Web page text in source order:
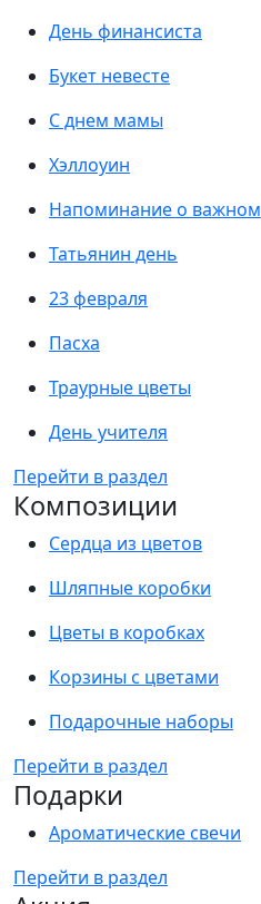
День финансиста
Букет невесте
С днем мамы
Хэллоуин
Напоминание о важном
Татьянин день
23 февраля
Пасха
Траурные цветы
День учителя
Перейти в раздел
Композиции
Сердца из цветов
Шляпные коробки
Цветы в коробках
Корзины с цветами
Подарочные наборы
Перейти в раздел
Подарки
Ароматические свечи
Перейти в раздел